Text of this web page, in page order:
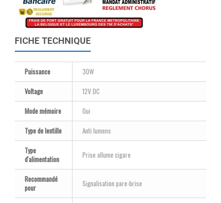
FICHE TECHNIQUE
Puissance
30W
Voltage
12V DC
Mode mémoire
Oui
Type de lentille
Anti lumens
Type
d'alimentation
Prise allume cigare
Recommandé
pour
Signalisation pare-brise